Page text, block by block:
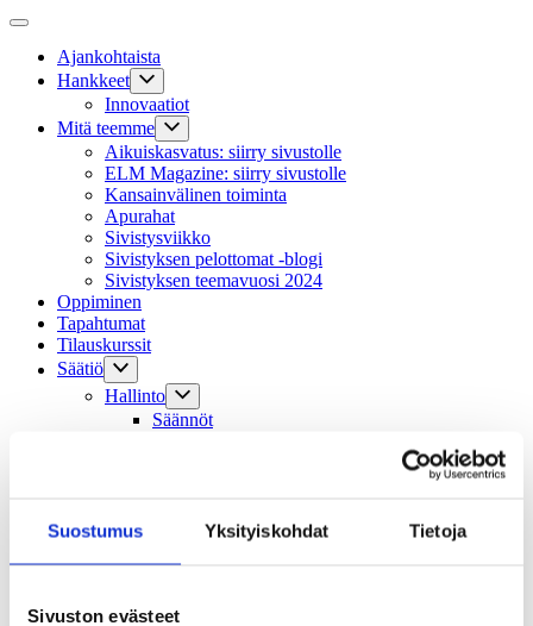
Suostumus Yksityiskohdat Tietoja
Sivuston evästeet
Ajankohtaista
Hankkeet
Innovaatiot
Mitä teemme
Aikuiskasvatus: siirry sivustolle
ELM Magazine: siirry sivustolle
Kansainvälinen toiminta
Apurahat
Sivistysviikko
Sivistyksen pelottomat -blogi
Sivistyksen teemavuosi 2024
Oppiminen
Tapahtumat
Tilauskurssit
Säätiö
Hallinto
Säännöt
Turvallisemman tilan periaatteet